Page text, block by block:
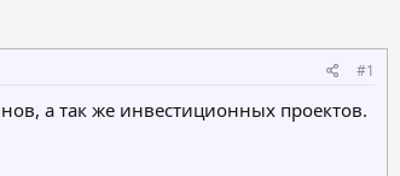
#1
а так же инвестиционных проектов.